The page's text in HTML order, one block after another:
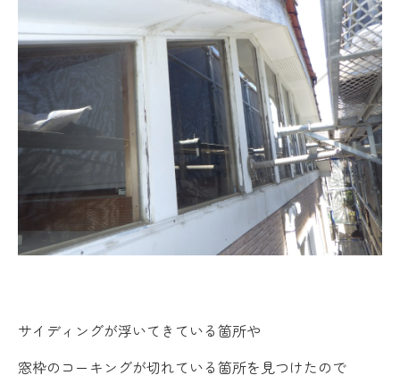
サイディングが浮いてきている箇所や
窓枠のコーキングが切れている箇所を見つけたので